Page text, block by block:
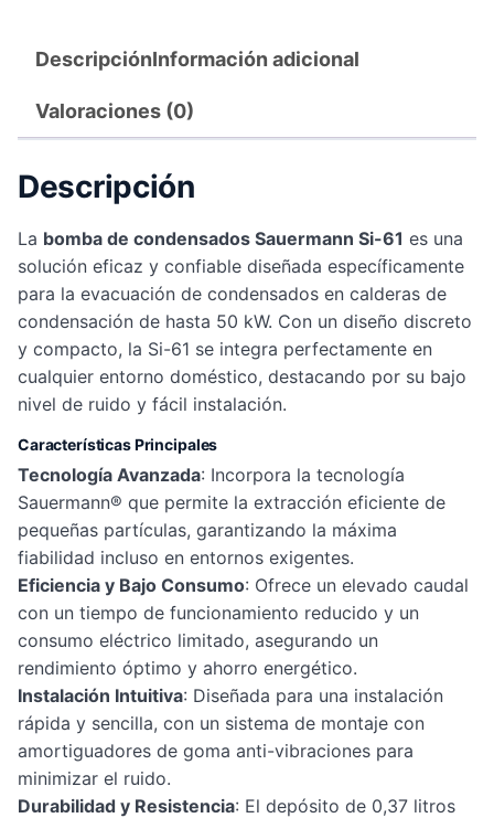
DescripciónInformación adicional
Valoraciones (0)
Descripción
La bomba de condensados Sauermann Si-61 es una
solución eficaz y confiable diseñada específicamente
para la evacuación de condensados en calderas de
condensación de hasta 50 kW. Con un diseño discreto
y compacto, la Si-61 se integra perfectamente en
cualquier entorno doméstico, destacando por su bajo
nivel de ruido y fácil instalación.
Características Principales
Tecnología Avanzada: Incorpora la tecnología
Sauermann® que permite la extracción eficiente de
pequeñas partículas, garantizando la máxima
fiabilidad incluso en entornos exigentes.
Eficiencia y Bajo Consumo: Ofrece un elevado caudal
con un tiempo de funcionamiento reducido y un
consumo eléctrico limitado, asegurando un
rendimiento óptimo y ahorro energético.
Instalación Intuitiva: Diseñada para una instalación
rápida y sencilla, con un sistema de montaje con
amortiguadores de goma anti-vibraciones para
minimizar el ruido.
Durabilidad y Resistencia: El depósito de 0,37 litros